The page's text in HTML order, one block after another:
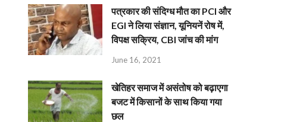
पत्रकार की संदिग्ध मौत का PCI और
EGI ने लिया संज्ञान, यूनियनें रोष में,
विपक्ष सक्रिय, CBI जांच की मांग
June 16, 2021
खेतिहर समाज में असंतोष को बढ़ाएगा
बजट में किसानों के साथ किया गया
छल